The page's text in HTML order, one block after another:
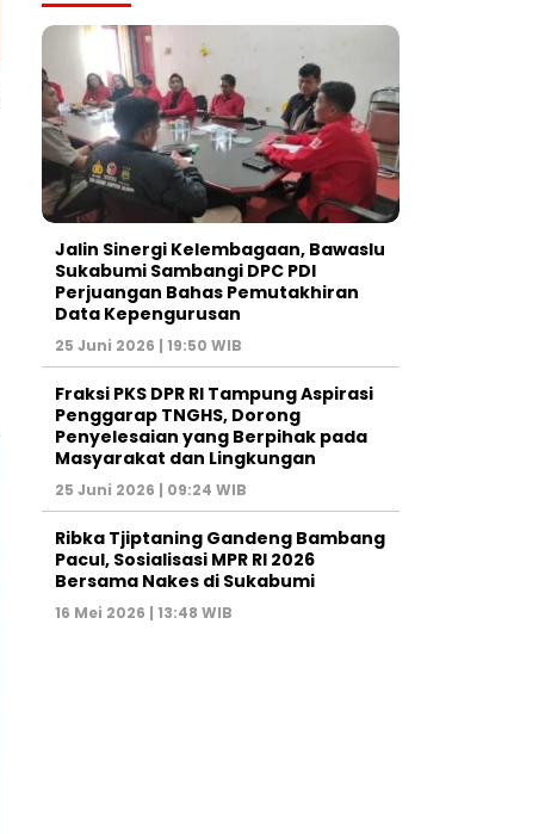
Jalin Sinergi Kelembagaan, Bawaslu
Sukabumi Sambangi DPC PDI
Perjuangan Bahas Pemutakhiran
Data Kepengurusan
25 Juni 2026 | 19:50 WIB
‎Fraksi PKS DPR RI Tampung Aspirasi
Penggarap TNGHS, Dorong
Penyelesaian yang Berpihak pada
Masyarakat dan Lingkungan‎
25 Juni 2026 | 09:24 WIB
Ribka Tjiptaning Gandeng Bambang
Pacul, Sosialisasi MPR RI 2026
Bersama Nakes di Sukabumi
16 Mei 2026 | 13:48 WIB